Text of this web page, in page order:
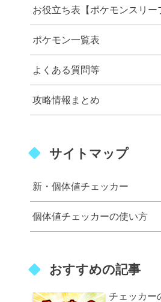
お役立ち表【ポケモンスリー
ポケモン一覧表
よくある質問等
攻略情報まとめ
サイトマップ
新・個体値チェッカー
個体値チェッカーの使い方
おすすめの記事
チェッカー